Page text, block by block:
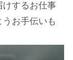
けするお仕事
お手伝いも